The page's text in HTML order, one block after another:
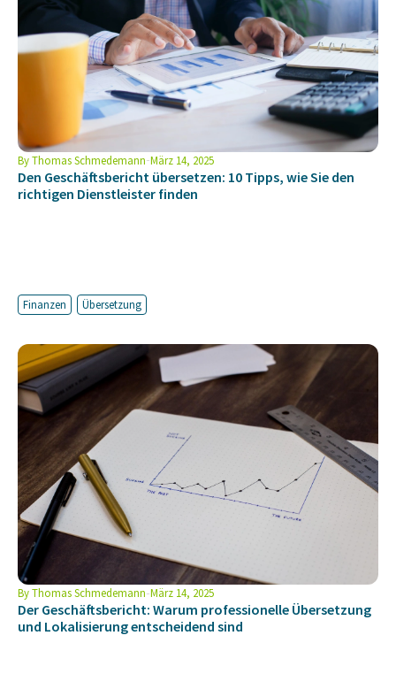
ByThomas Schmedemann März 14, 2025
Den Geschäftsbericht übersetzen: 10 Tipps, wie Sie den
richtigen Dienstleister finden
Finanzen Übersetzung
ByThomas Schmedemann März 14, 2025
Der Geschäftsbericht: Warum professionelle Übersetzung
und Lokalisierung entscheidend sind